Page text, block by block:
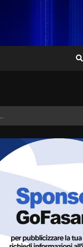
cittadinanza
l’avviso per
condivisa
6 Agosto 2026
La magia
prima
Belvedere. Il
6 Agosto